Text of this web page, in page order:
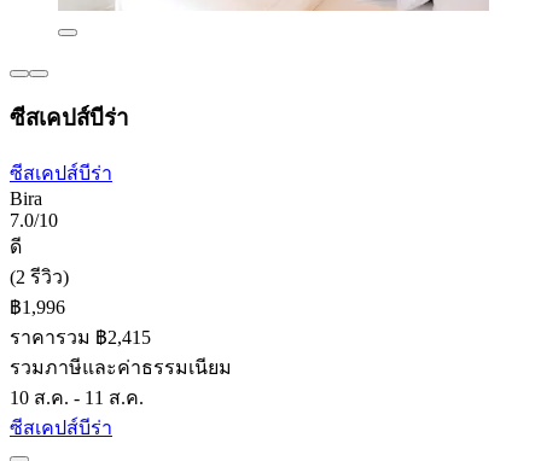
ซีสเคปส์บีร่า
ซีสเคปส์บีร่า
Bira
7.0/10
ดี
(2 รีวิว)
฿1,996
ราคารวม ฿2,415
รวมภาษีและค่าธรรมเนียม
10 ส.ค. - 11 ส.ค.
ซีสเคปส์บีร่า